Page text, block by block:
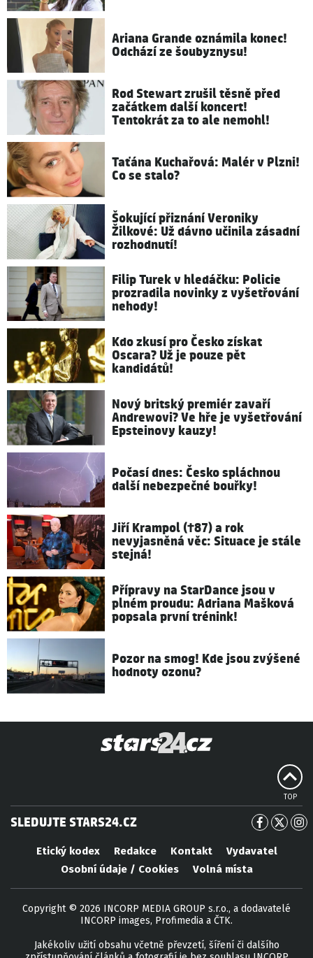
Ariana Grande oznámila konec!
Odchází ze šoubyznysu!
Rod Stewart zrušil těsně před
začátkem další koncert!
Tentokrát za to ale nemohl!
Taťána Kuchařová: Malér v Plzni!
Co se stalo?
Šokující přiznání Veroniky
Žilkové: Už dávno učinila zásadní
rozhodnutí!
Filip Turek v hledáčku: Policie
prozradila novinky z vyšetřování
nehody!
Kdo zkusí pro Česko získat
Oscara? Už je pouze pět
kandidátů!
Nový britský premiér zavaří
Andrewovi? Ve hře je vyšetřování
Epsteinovy kauzy!
Počasí dnes: Česko spláchnou
další nebezpečné bouřky!
Jiří Krampol (†87) a rok
nevyjasněná věc: Situace je stále
stejná!
Přípravy na StarDance jsou v
plném proudu: Adriana Mašková
popsala první trénink!
Pozor na smog! Kde jsou zvýšené
hodnoty ozonu?
TOP
SLEDUJTE STARS24.CZ
Etický kodex Redakce Kontakt
Vydavatel
Osobní údaje / Cookies
Volná místa
Copyright © 2026 INCORP MEDIA GROUP s.r.o., a dodavatelé
INCORP images, Profimedia a ČTK.
Jakékoliv užití obsahu včetně převzetí, šíření či dalšího